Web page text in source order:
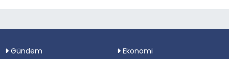
Gündem
Ekonomi